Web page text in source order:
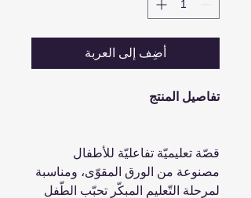
أضِف إلى العربة
تفاصيل المنتج
قصّة تعليميّة تفاعليّة للأطفال
مصنوعة من الورق المقوّى، ومناسبة
لمرحلة التّعليم المبكّر تحبّب الطّفل